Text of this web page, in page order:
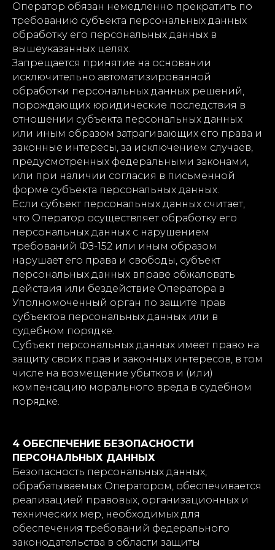
Оператор обязан немедленно прекратить по
требованию субъекта персональных данных
обработку его персональных данных в
вышеуказанных целях.
Запрещается принятие на основании
исключительно автоматизированной
обработки персональных данных решений,
порождающих юридические последствия в
отношении субъекта персональных данных
или иным образом затрагивающих его права и
законные интересы, за исключением случаев,
предусмотренных федеральными законами,
или при наличии согласия в письменной
форме субъекта персональных данных.
Если субъект персональных данных считает,
что Оператор осуществляет обработку его
персональных данных с нарушением
требований ФЗ-152 или иным образом
нарушает его права и свободы, субъект
персональных данных вправе обжаловать
действия или бездействие Оператора в
Уполномоченный орган по защите прав
субъектов персональных данных или в
судебном порядке.
Субъект персональных данных имеет право на
защиту своих прав и законных интересов, в том
числе на возмещение убытков и (или)
компенсацию морального вреда в судебном
порядке.
4 ОБЕСПЕЧЕНИЕ БЕЗОПАСНОСТИ
ПЕРСОНАЛЬНЫХ ДАННЫХ
Безопасность персональных данных,
обрабатываемых Оператором, обеспечивается
реализацией правовых, организационных и
технических мер, необходимых для
обеспечения требований федерального
законодательства в области защиты